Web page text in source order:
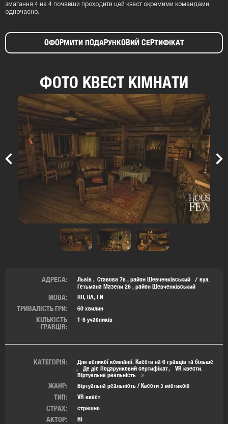
змагання 4 на 4 почавши проходити цей квест окремими командами
одночасно.
ОФОРМИТИ ПОДАРУНКОВИЙ СЕРТИФІКАТ
ФОТО КВЕСТ КІМНАТИ
Previous
АДРЕСА: Львів Ставова 7в , район Шевченківський
вул.
Гетьмана Мазепи 26 , район Шевченківський
МОВА: RU, UA, EN
ТРИВАЛІСТЬ ГРИ: 60 хвилин
КІЛЬКІСТЬ
ГРАВЦІВ:
1-8 учасників
КАТЕГОРІЯ:
Для великої компанії. Квести на 6 гравців та більше
Де діє Подарунковий сертифікат
VR квести.
Віртуальна реальність
ЖАНР: Віртуальна реальність / Квести з містикою
ТИП: VR квест
СТРАХ: страшно
АКТОР: Ні